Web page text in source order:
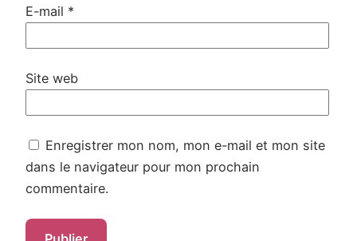
E-mail *
Site web
Enregistrer mon nom, mon e-mail et mon site
dans le navigateur pour mon prochain
commentaire.